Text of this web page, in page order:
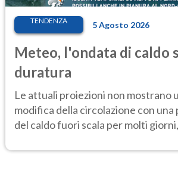
TENDENZA 5 Agosto 2026
Meteo, l'ondata di caldo
duratura
Le attuali proiezioni non mostrano
modifica della circolazione con una
del caldo fuori scala per molti